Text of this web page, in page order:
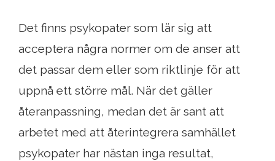
Det finns psykopater som lär sig att
acceptera några normer om de anser att
det passar dem eller som riktlinje för att
uppnå ett större mål. När det gäller
återanpassning, medan det är sant att
arbetet med att återintegrera samhället
psykopater har nästan inga resultat,